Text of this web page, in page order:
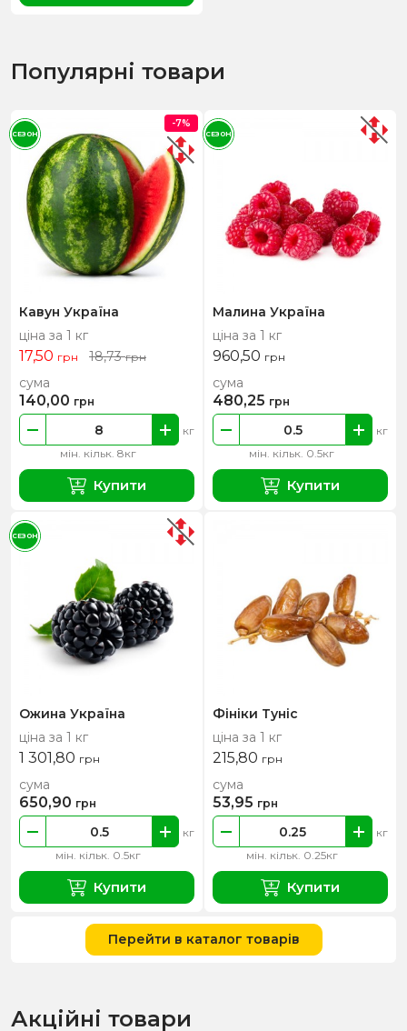
Популярні товари
Кавун Україна
ціна за 1 кг
17,50 грн 18,73грн
мін. кільк. 8кг
кг
сума
140,00 грн
Купити
-7%
СЕЗОН
Малина Україна
ціна за 1 кг
960,50 грн
мін. кільк. 0.5кг
кг
сума
480,25 грн
Купити
СЕЗОН
Ожина Україна
ціна за 1 кг
1 301,80 грн
мін. кільк. 0.5кг
кг
сума
650,90 грн
Купити
СЕЗОН
Фініки Туніс
ціна за 1 кг
215,80 грн
мін. кільк. 0.25кг
кг
сума
53,95 грн
Купити
Перейти в каталог товарів
Акційні товари